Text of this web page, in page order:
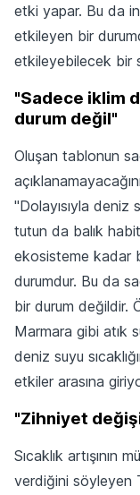
etki yapar. Bu da
etkileyen bir
etkileyebilecek bir
"Sadece iklim
durum değil"
Oluşan tablonun
"Dolayısıyla deniz
tutun da balık
ekosisteme kadar
durumdur. Bu da
bir durum değildir.
Marmara gibi atık
deniz suyu
etkiler arasına
"Zihniyet
Sıcaklık artışının
verdiğini söyleyen